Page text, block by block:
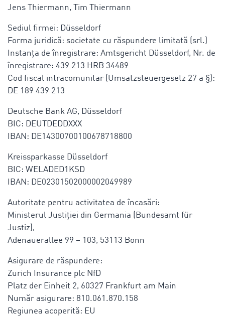
Jens Thiermann, Tim Thiermann
Sediul firmei: Düsseldorf
Forma juridică: societate cu răspundere limitată (srl.)
Instanța de înregistrare: Amtsgericht Düsseldorf, Nr. de
înregistrare: 439 213 HRB 34489
Cod fiscal intracomunitar (Umsatzsteuergesetz 27 a §):
DE 189 439 213
Deutsche Bank AG, Düsseldorf
BIC: DEUTDEDDXXX
IBAN: DE14300700100678718800
Kreissparkasse Düsseldorf
BIC: WELADED1KSD
IBAN: DE02301502000002049989
Autoritate pentru activitatea de încasări:
Ministerul Justiției din Germania (Bundesamt für
Justiz),
Adenauerallee 99 – 103, 53113 Bonn
Asigurare de răspundere:
Zurich Insurance plc NfD
Platz der Einheit 2, 60327 Frankfurt am Main
Număr asigurare: 810.061.870.158
Regiunea acoperită: EU